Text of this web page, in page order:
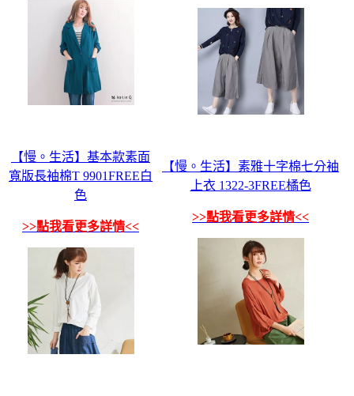
【慢。生活】基本款素面
寬版長袖棉T 9901FREE白
色
>>點我看更多詳情<<
【慢。生活】素雅十字棉七分袖
上衣 1322-3FREE橘色
>>點我看更多詳情<<